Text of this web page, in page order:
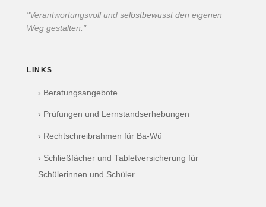
"Verantwortungsvoll und selbstbewusst den eigenen
Weg gestalten."
LINKS
› Beratungsangebote
› Prüfungen und Lernstandserhebungen
› Rechtschreibrahmen für Ba-Wü
› Schließfächer und Tabletversicherung für
Schülerinnen und Schüler